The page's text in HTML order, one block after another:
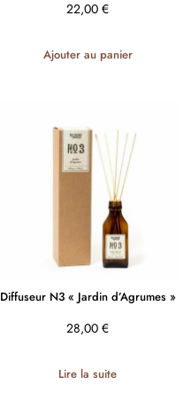
22,00 €
Ajouter au panier
Diffuseur N3 « Jardin d’Agrumes »
28,00 €
Lire la suite